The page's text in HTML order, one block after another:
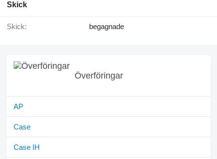
Skick
Skick: begagnade
Överföringar
AP
Case
Case IH